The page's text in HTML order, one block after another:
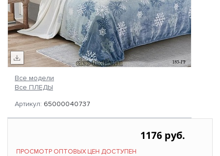
Все модели
Все ПЛЕДЫ
Артикул: 65000040737
1176 руб.
ПРОСМОТР ОПТОВЫХ ЦЕН ДОСТУПЕН